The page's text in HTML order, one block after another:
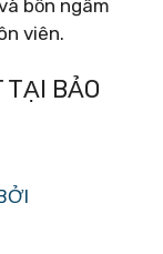
bồn ngâm
viên.
TẠI BẢO